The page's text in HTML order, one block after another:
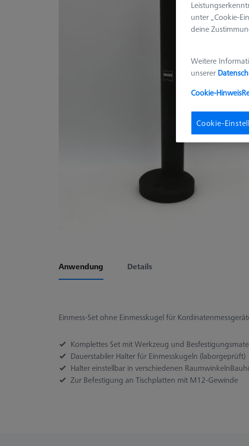
Anwendung Details
Einmess-Set ohne Einmesskugel für
Komplettes Set mit Werkzeug und
Dauerstabiler Halter für Einmesskugeln (laborgeprüft)
Halter einstellbar in verschiedenen
Zur Befestigung an Tischplatten mit M12-Gewinde
unter „Cookie-
deine
Weitere
unserer
Cookie-Hinweis
Cookie-